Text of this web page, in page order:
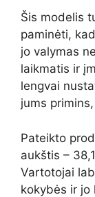
Šis modelis
paminėti,
jo valymas
laikmatis ir
lengvai
jums
Pateikto
aukštis –
Vartotojai
kokybės ir jo